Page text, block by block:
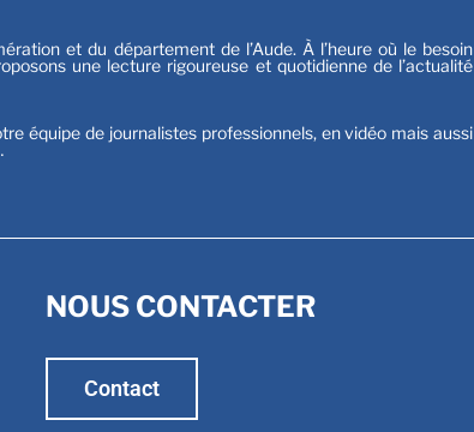
et du département de l’Aude. À l’heure où le besoin
une lecture rigoureuse et quotidienne de l’actualité
équipe de journalistes professionnels, en vidéo mais aussi
NOUS CONTACTER
Contact